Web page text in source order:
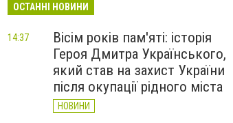
ОСТАННІ НОВИНИ
Вісім років пам'яті: історія
Героя Дмитра Українського,
який став на захист України
після окупації рідного міста
НОВИНИ
14:37